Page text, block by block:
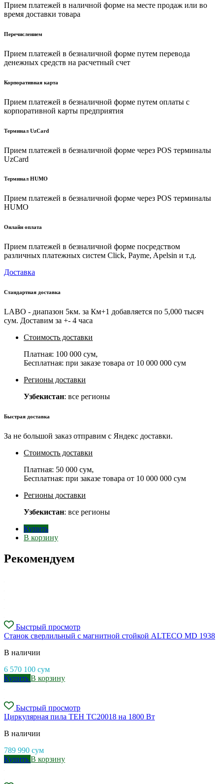
Прием платежей в наличной форме на месте продаж или во
время доставки товара
Перечислением
Прием платежей в безналичной форме путем перевода
денежных средств на расчетный счет
Корпоративная карта
Прием платежей в безналичной форме путем оплаты с
корпоративной карты предприятия
Терминал UzCard
Прием платежей в безналичной форме через POS терминалы
UzCard
Терминал HUMO
Прием платежей в безналичной форме через POS терминалы
HUMO
Онлайн оплата
Прием платежей в безналичной форме посредством
различных платежных систем Click, Payme, Apelsin и т.д.
Доставка
Стандартная доставка
LABO - диапазон 5км. за Км+1 добавляется по 5,000 тысяч
сум. Доставим за +- 4 часа
Стоимость доставки
Платная: 100 000 сум,
Бесплатная: при заказе товара от 10 000 000 сум
Регионы доставки
Узбекистан: все регионы
Быстрая доставка
За не большой заказ отправим с Яндекс доставки.
Стоимость доставки
Платная: 50 000 сум,
Бесплатная: при заказе товара от 10 000 000 сум
Регионы доставки
Узбекистан: все регионы
Купить
В корзину
Рекомендуем
Быстрый просмотр
Станок сверлильный с магнитной стойкой ALTECO MD 1938
В наличии
6 570 100 сум
Купить В корзину
Быстрый просмотр
Циркулярная пила TEH TC20018 на 1800 Вт
В наличии
789 990 сум
Купить В корзину